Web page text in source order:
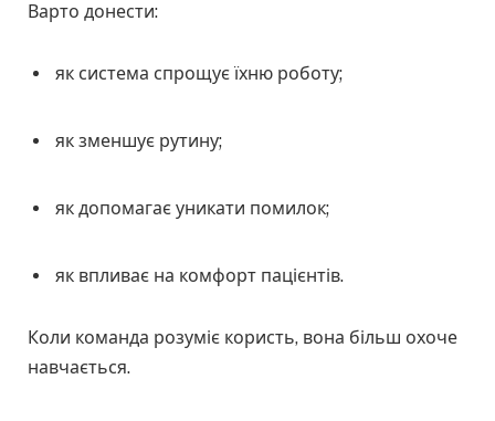
Варто донести:
як система спрощує їхню роботу;
як зменшує рутину;
як допомагає уникати помилок;
як впливає на комфорт пацієнтів.
Коли команда розуміє користь, вона більш охоче
навчається.